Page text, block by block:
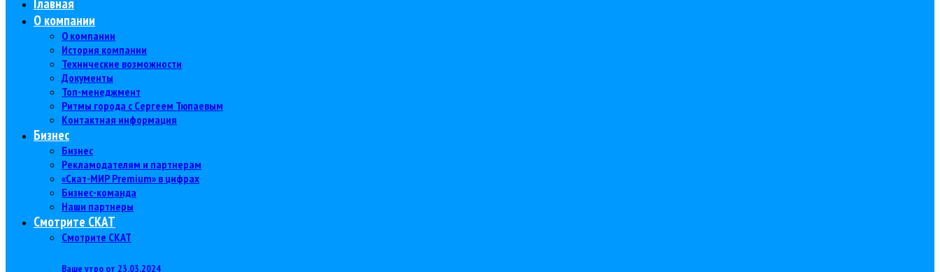
Главная
О компании
О компании
История компании
Технические возможности
Документы
Топ-менеджмент
Ритмы города с Сергеем Тюпаевым
Контактная информация
Бизнес
Бизнес
Рекламодателям и партнерам
«Скат-МИР Premium» в цифрах
Бизнес-команда
Наши партнеры
Смотрите СКАТ
Смотрите СКАТ
Ваше утро от 23.03.2024